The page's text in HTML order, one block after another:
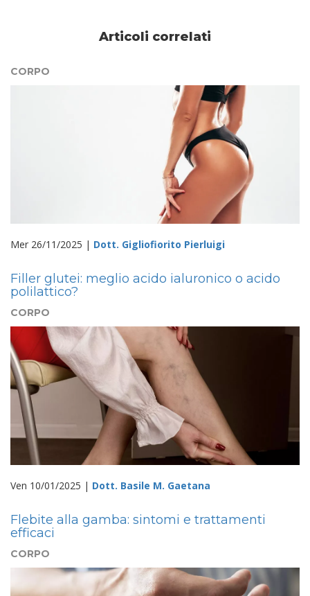
Articoli correlati
CORPO
Mer 26/11/2025 | Dott. Gigliofiorito Pierluigi
Filler glutei: meglio acido ialuronico o acido
polilattico?
CORPO
Ven 10/01/2025 | Dott. Basile M. Gaetana
Flebite alla gamba: sintomi e trattamenti
efficaci
CORPO